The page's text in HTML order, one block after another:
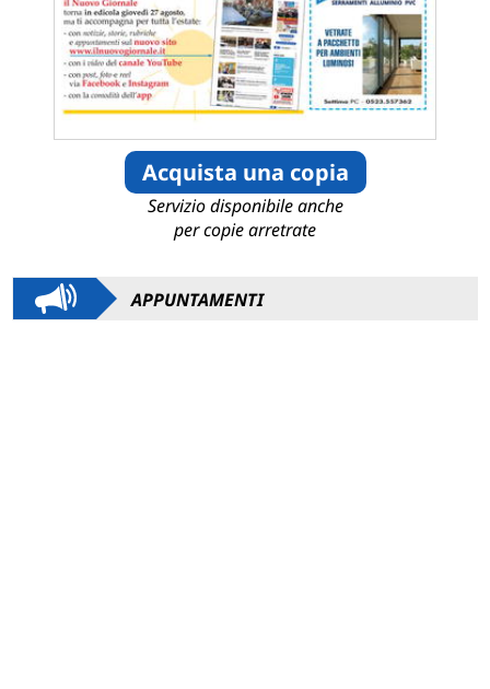
Acquista una copia
Servizio disponibile anche
per copie arretrate
APPUNTAMENTI